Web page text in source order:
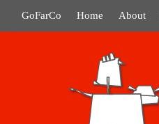
GoFarCo Home About